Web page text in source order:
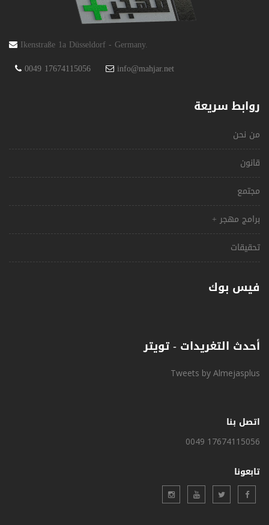
Ikenstraße 1a Düsseldorf - Germany.
0049 17674115056
info@mahjar.net
روابط سريعة
من نحن
قانون
مجتمع
برامج مهجر +
تحقيقات
فيس بوك
أحدث التغريدات - تويتر
Tweets by Almejasplus
اتصل بنا
0049 17674115056
تابعونا